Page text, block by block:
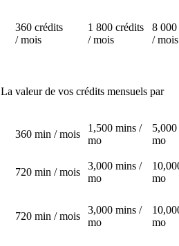
360 crédits
/ mois
1 800 crédits
/ mois
8 000
/ mois
La valeur de vos crédits mensuels par
360 min / mois
1,500 mins /
mo
mo
720 min / mois
3,000 mins /
mo
mo
720 min / mois
3,000 mins /
mo
mo